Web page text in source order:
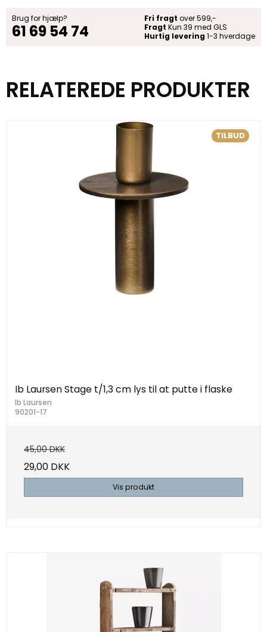
Brug for hjælp?
61 69 54 74
Fri fragt over 599,-
Fragt Kun 39 med GLS
Hurtig levering 1-3 hverdage
RELATEREDE PRODUKTER
TILBUD
Ib Laursen Stage t/1,3 cm lys til at putte i flaske
Ib Laursen
90201-17
45,00 DKK
29,00 DKK
Vis produkt